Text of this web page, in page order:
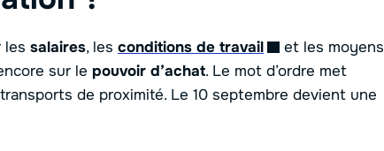
les salaires, les conditions de travail
et les moyens
sur le pouvoir d’achat. Le mot d’ordre met
de proximité. Le 10 septembre devient une